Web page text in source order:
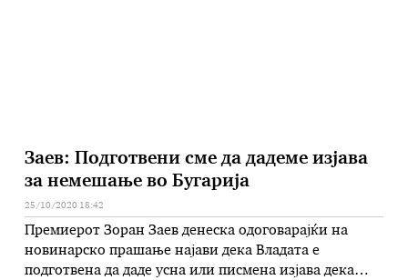
Заев: Подготвени сме да дадеме изјава
за немешање во Бугарија
25/10/2020 18:42
Премиерот Зоран Заев денеска одоговарајќи на
новинарско прашање најави дека Владата е
подготвена да даде усна или писмена изјава дека